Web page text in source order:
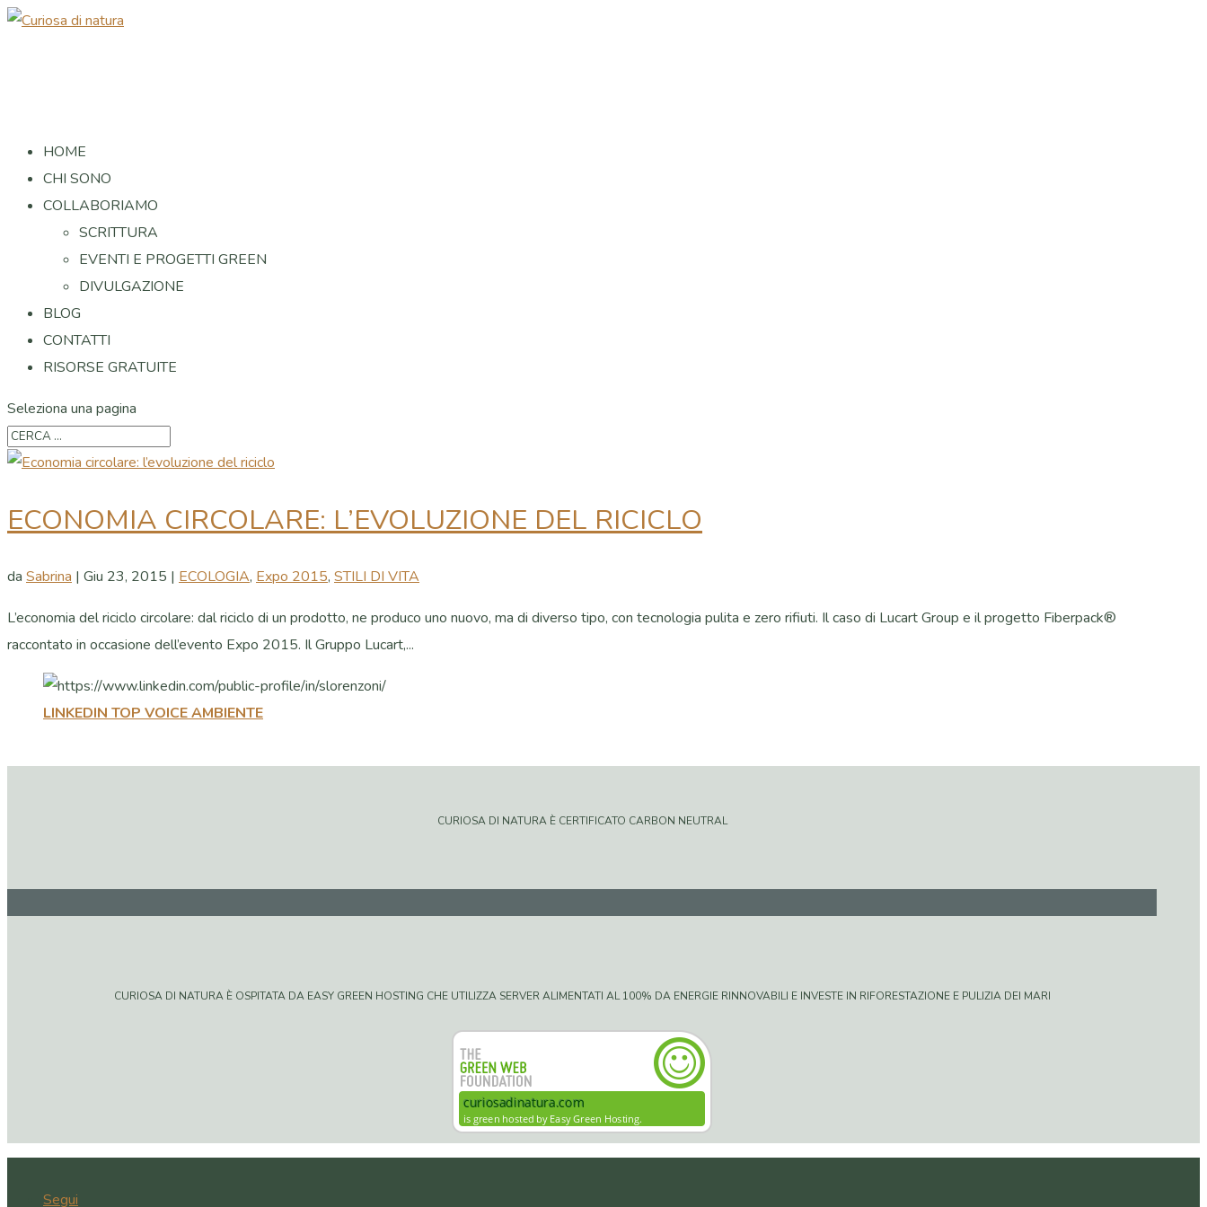
HOME
CHI SONO
COLLABORIAMO
SCRITTURA
EVENTI E PROGETTI GREEN
DIVULGAZIONE
BLOG
CONTATTI
RISORSE GRATUITE
Seleziona una pagina
ECONOMIA CIRCOLARE: L’EVOLUZIONE DEL RICICLO
da Sabrina | Giu 23, 2015 | ECOLOGIA, Expo 2015, STILI DI VITA
L’economia del riciclo circolare: dal riciclo di un prodotto, ne produco uno nuovo, ma di diverso tipo, con tecnologia pulita e zero rifiuti. Il caso di Lucart Group e il progetto Fiberpack®
raccontato in occasione dell’evento Expo 2015. Il Gruppo Lucart,...
LINKEDIN TOP VOICE AMBIENTE
CURIOSA DI NATURA È CERTIFICATO CARBON NEUTRAL
CURIOSA DI NATURA È OSPITATA DA EASY GREEN HOSTING CHE UTILIZZA SERVER ALIMENTATI AL 100% DA ENERGIE RINNOVABILI E INVESTE IN RIFORESTAZIONE E PULIZIA DEI MARI
Segui